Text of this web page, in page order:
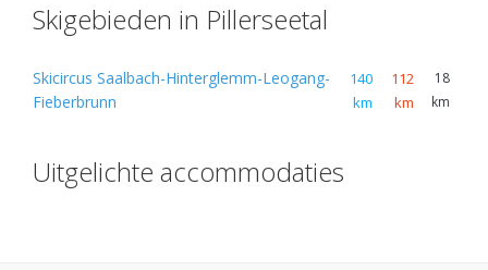
Skigebieden in Pillerseetal
Skicircus Saalbach-Hinterglemm-Leogang-
Fieberbrunn
140
km
112
km
18
km
Uitgelichte accommodaties